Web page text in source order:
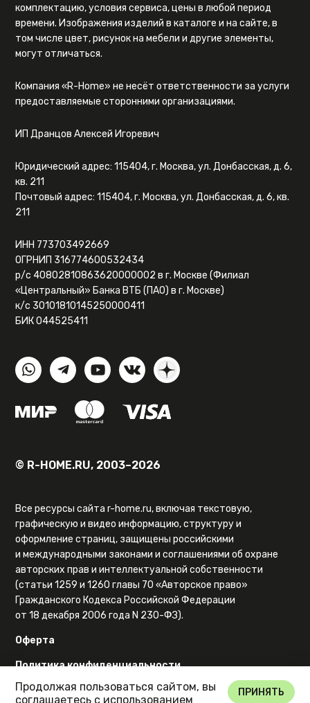
комплектацию, условия сервиса, цены в любой период
времени. Изображения изделий в каталоге и на сайте, в
том числе цвет, рисунок на мебели и другие элементы,
могут отличаться.
Компания «R-Home» не несёт ответственности за услуги
предоставляемые сторонними организациями.
ИП Дранцов Алексей Игоревич
Юридический адрес: 115404, г. Москва, ул. Донбасская, д. 6,
кв. 211
Почтовый адрес: 115404, г. Москва, ул. Донбасская, д. 6, кв.
211
ИНН 773703492669
ОГРНИП 316774600532434
р/с 40802810863620000002 в г. Москве (Филиал
«Центральный» Банка ВТБ (ПАО) в г. Москве)
к/с 30101810145250000411
БИК 044525411
© R-HOME.RU, 2003–2026
Все ресурсы сайта r-home.ru, включая текстовую,
графическую и видео информацию, структуру и
оформление страниц, защищены российскими
и международными законами и соглашениями об охране
авторских прав и интеллектуальной собственности
(статьи 1259 и 1260 главы 70 «Авторское право»
Гражданского Кодекса Российской Федерации
от 18 декабря 2006 года N 230-ФЗ).
Оферта
Политика конфиденциальности
Карта сайта
Продолжая пользоваться сайтом, вы
соглашаетесь с использованием
ПРИНЯТЬ